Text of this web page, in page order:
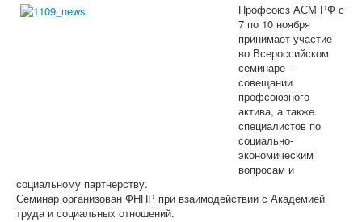
Отраслевое соглашение по машиностроительному
Коллективно-договорная кампания
Динамика средней заработной в отрасли
Средняя заработная на предприятиях отрасли
Комиссия по социально-экономическим вопросам
Практика правоприменения
Информационная работа
Международное сотрудничество
Профсоюз АСМ РФ с
7 по 10 ноября
принимает участие
во Всероссийском
семинаре -
совещании
профсоюзного
актива, а также
специалистов по
социально-
экономическим
вопросам и
социальному партнерству.
Семинар организован ФНПР при взаимодействии с Академией
труда и социальных отношений.